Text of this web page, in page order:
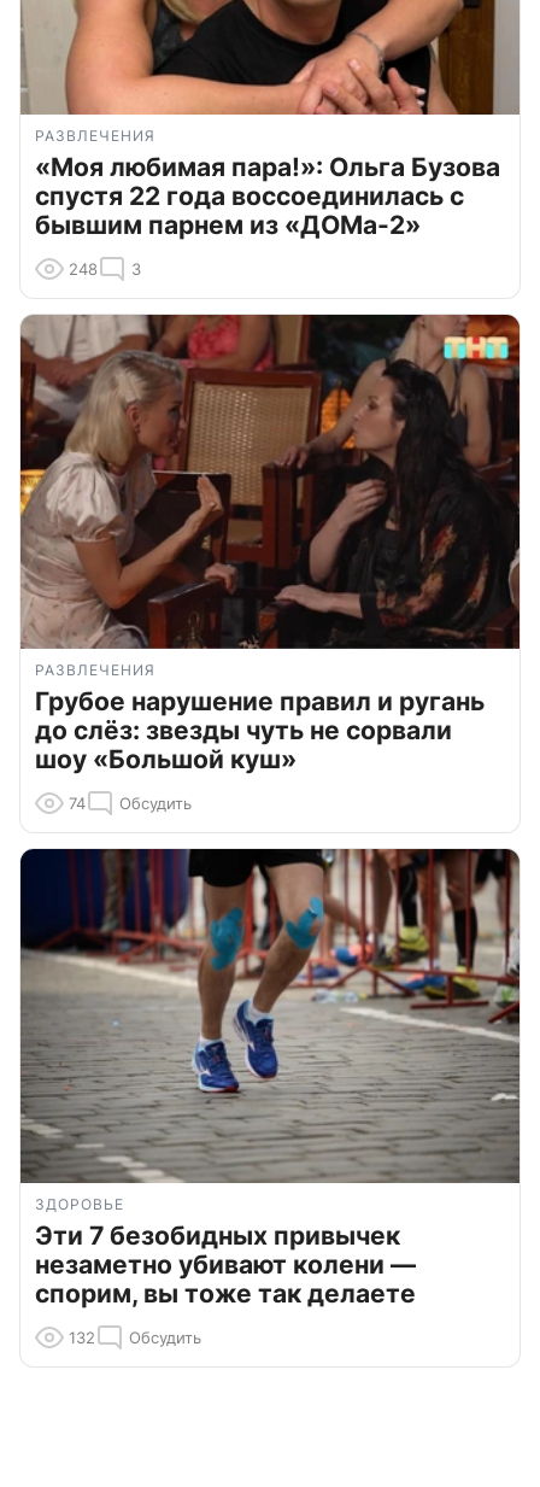
РАЗВЛЕЧЕНИЯ
«Моя любимая пара!»: Ольга Бузова
спустя 22 года воссоединилась с
бывшим парнем из «ДОМа-2»
248 3
РАЗВЛЕЧЕНИЯ
Грубое нарушение правил и ругань
до слёз: звезды чуть не сорвали
шоу «Большой куш»
74 Обсудить
ЗДОРОВЬЕ
Эти 7 безобидных привычек
незаметно убивают колени —
спорим, вы тоже так делаете
132 Обсудить